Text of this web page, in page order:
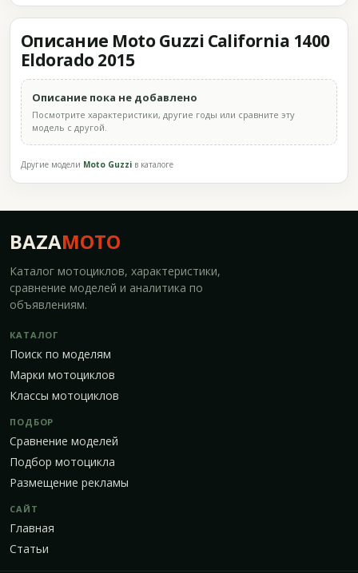
Описание Moto Guzzi California 1400
Eldorado 2015
Описание пока не добавлено
Посмотрите характеристики, другие годы или сравните эту
модель с другой.
Другие модели Moto Guzzi в каталоге
BAZAMOTO
Каталог мотоциклов, характеристики,
сравнение моделей и аналитика по
объявлениям.
КАТАЛОГ
Поиск по моделям
Марки мотоциклов
Классы мотоциклов
ПОДБОР
Сравнение моделей
Подбор мотоцикла
Размещение рекламы
САЙТ
Главная
Статьи